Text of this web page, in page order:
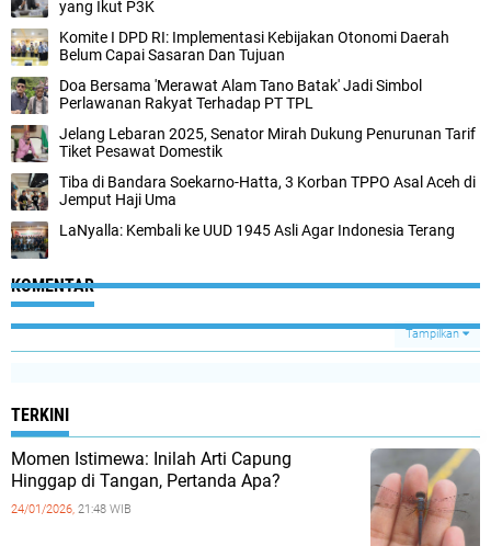
yang Ikut P3K
Komite I DPD RI: Implementasi Kebijakan Otonomi Daerah
Belum Capai Sasaran Dan Tujuan
Doa Bersama 'Merawat Alam Tano Batak' Jadi Simbol
Perlawanan Rakyat Terhadap PT TPL
Jelang Lebaran 2025, Senator Mirah Dukung Penurunan Tarif
Tiket Pesawat Domestik
Tiba di Bandara Soekarno-Hatta, 3 Korban TPPO Asal Aceh di
Jemput Haji Uma
LaNyalla: Kembali ke UUD 1945 Asli Agar Indonesia Terang
KOMENTAR
Tampilkan
TERKINI
Momen Istimewa: Inilah Arti Capung
Hinggap di Tangan, Pertanda Apa?
24/01/2026, 21:48 WIB